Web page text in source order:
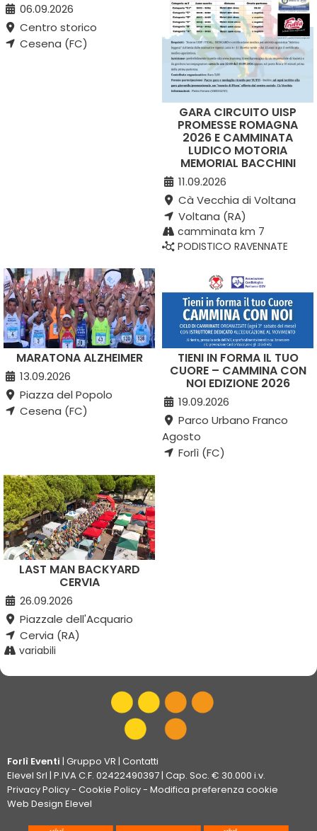
06.09.2026
Centro storico
Cesena (FC)
GARA CIRCUITO UISP
PROMESSE ROMAGNA
2026 E CAMMINATA
LUDICO MOTORIA
MEMORIAL BACCHINI
11.09.2026
Cà Vecchia di Voltana
Voltana (RA)
camminata km 7
PODISTICO RAVENNATE
MARATONA ALZHEIMER
13.09.2026
Piazza del Popolo
Cesena (FC)
TIENI IN FORMA IL TUO
CUORE – CAMMINA CON
NOI EDIZIONE 2026
19.09.2026
Parco Urbano Franco
Agosto
Forlì (FC)
LAST MAN BACKYARD
CERVIA
26.09.2026
Piazzale dell'Acquario
Cervia (RA)
variabili
Forlì Eventi | Gruppo VR | Contatti
Elevel Srl | P.IVA C.F. 02422490397 | Cap. Soc. € 30.000 i.v.
Privacy Policy- Cookie Policy- Modifica preferenza cookie
Web Design Elevel